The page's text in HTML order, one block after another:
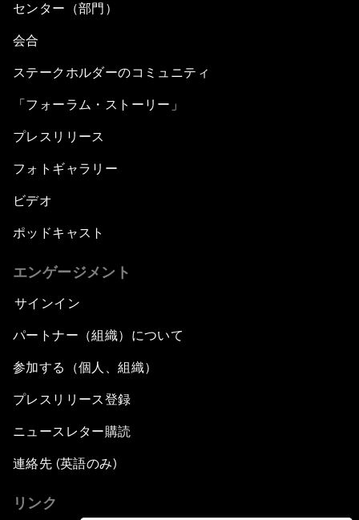
センター（部門）
会合
ステークホルダーのコミュニティ
「フォーラム・ストーリー」
プレスリリース
フォトギャラリー
ビデオ
ポッドキャスト
エンゲージメント
サインイン
パートナー（組織）について
参加する（個人、組織）
プレスリリース登録
ニュースレター購読
連絡先 (英語のみ)
リンク